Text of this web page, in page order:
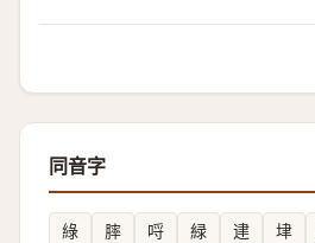
同音字
綠 膟 哷 緑 䢖 垏